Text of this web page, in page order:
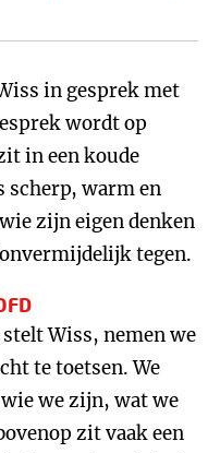
in gesprek met
wordt op
in een koude
scherp, warm en
zijn eigen denken
tegen.
Wiss, nemen we
te toetsen. We
we zijn, wat we
zit vaak een